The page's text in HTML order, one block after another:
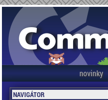
novinky
NAVIGÁTOR